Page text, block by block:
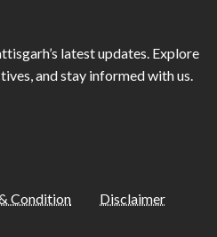
latest updates. Explore
and stay informed with us.
Condition Disclaimer